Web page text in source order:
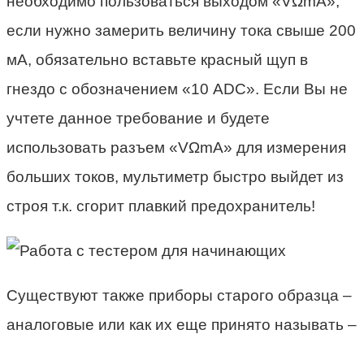
если нужно замерить величину тока свыше 200
мА, обязательно вставьте красный щуп в
гнездо с обозначением «10 ADC». Если Вы не
учтете данное требование и будете
использовать разъем «VΩmA» для измерения
больших токов, мультиметр быстро выйдет из
строя т.к. сгорит плавкий предохранитель!
Существуют также приборы старого образца –
аналоговые или как их еще принято называть –